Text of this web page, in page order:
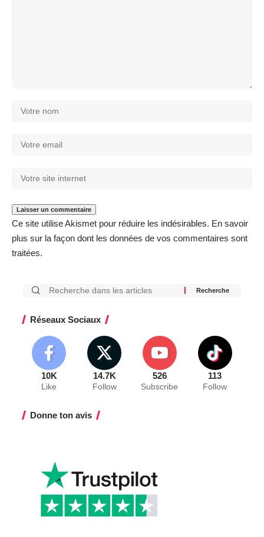
Ce site utilise Akismet pour réduire les indésirables. En savoir
plus sur la façon dont les données de vos commentaires sont
traitées.
Réseaux Sociaux
10K
Like
14.7K
Follow
526
Subscribe
113
Follow
Donne ton avis